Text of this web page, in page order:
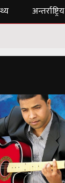
अन्तर्राष्ट्रिय